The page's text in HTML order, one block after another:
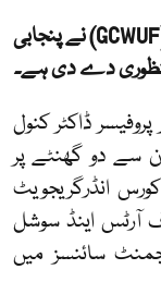
گورنمنٹ کالج ویمن یونیورسٹی فیصل آباد (GCWUF) نے پنجابی
دے دی ہے۔
ڈاکٹر کنول
سے دو گھنٹے پر
انڈرگریجویٹ
آرٹس اینڈ سوشل
سائنسز میں